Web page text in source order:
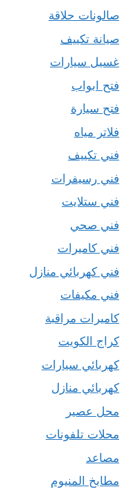
صالونات حلاقة
صيانة تكييف
غسيل سيارات
فتح ابواب
فتح سيارة
فلاتر مياه
فني تكييف
فني رسيفرات
فني ستلايت
فني صحي
فني كاميرات
فني كهربائي منازل
فني مكيفات
كاميرات مراقبة
كراج الكويت
كهربائي سيارات
كهربائي منازل
محل عصير
محلات تلفونات
مصاعد
مطابخ المنيوم